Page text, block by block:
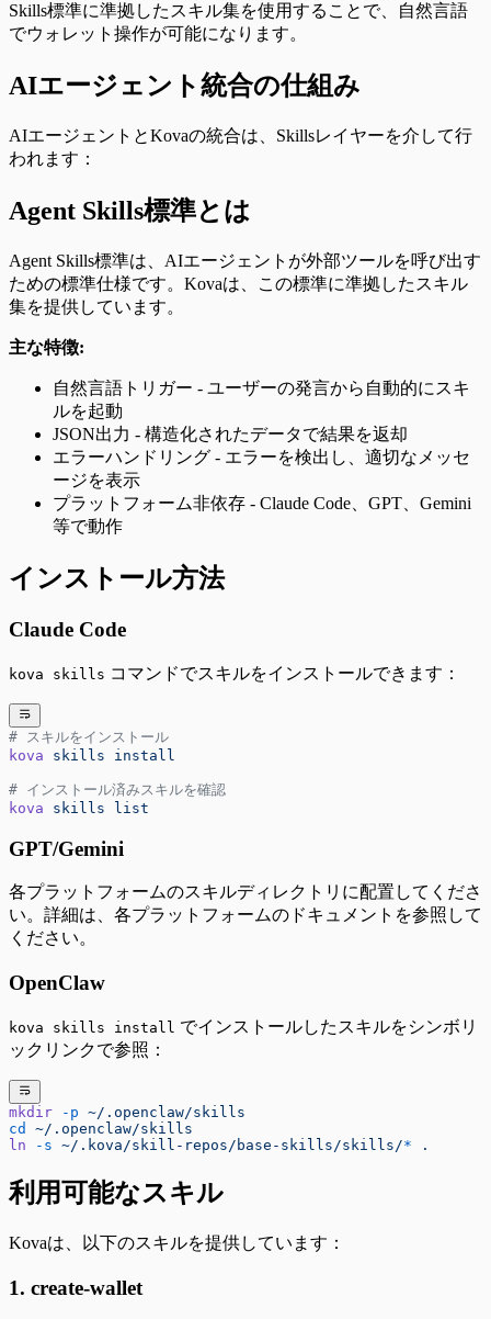
Skills標準に準拠したスキル集を使用することで、自然言語
でウォレット操作が可能になります。
AIエージェント統合の仕組み
AIエージェントとKovaの統合は、Skillsレイヤーを介して行
われます：
Agent Skills標準とは
Agent Skills標準は、AIエージェントが外部ツールを呼び出す
ための標準仕様です。Kovaは、この標準に準拠したスキル
集を提供しています。
主な特徴:
自然言語トリガー - ユーザーの発言から自動的にスキ
ルを起動
JSON出力 - 構造化されたデータで結果を返却
エラーハンドリング - エラーを検出し、適切なメッセ
ージを表示
プラットフォーム非依存 - Claude Code、GPT、Gemini
等で動作
インストール方法
Claude Code
kova skills コマンドでスキルをインストールできます：
# スキルをインストール
kova skills install
# インストール済みスキルを確認
kova skills list
GPT/Gemini
各プラットフォームのスキルディレクトリに配置してくださ
い。詳細は、各プラットフォームのドキュメントを参照して
ください。
OpenClaw
kova skills install でインストールしたスキルをシンボリ
ックリンクで参照：
mkdir -p ~/.openclaw/skills
cd
~/.openclaw/skills
ln -s ~/.kova/skill-repos/base-skills/skills/* .
利用可能なスキル
Kovaは、以下のスキルを提供しています：
1. create-wallet